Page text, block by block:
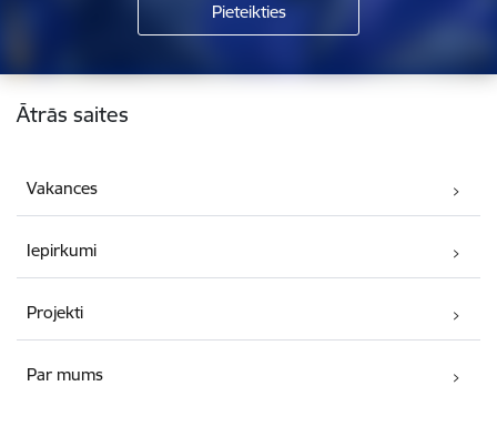
Kājene
Ātrās saites
Vakances
Iepirkumi
Projekti
Par mums